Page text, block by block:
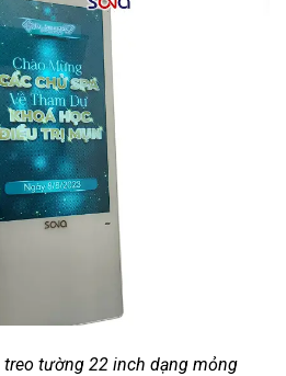
tường 22 inch dạng mỏng